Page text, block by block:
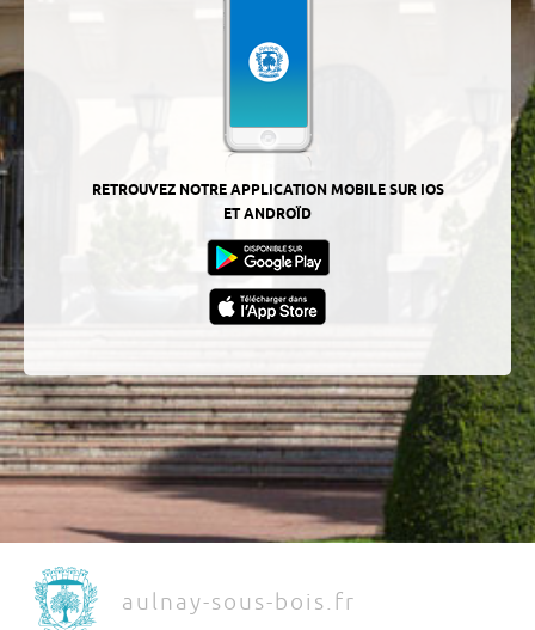
RETROUVEZ NOTRE APPLICATION MOBILE SUR IOS
ET ANDROÏD
aulnay-sous-bois.fr